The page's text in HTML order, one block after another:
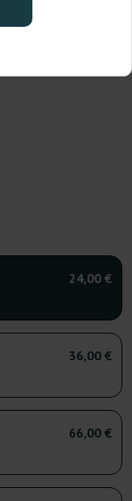
24,00 €
36,00 €
66,00 €